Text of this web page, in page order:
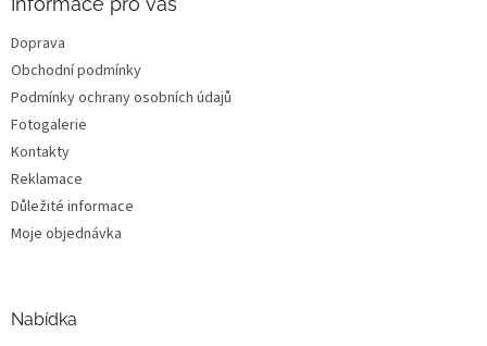
Doprava
Obchodní podmínky
Podmínky ochrany osobních údajů
Fotogalerie
Kontakty
Reklamace
Důležité informace
Moje objednávka
Nabídka